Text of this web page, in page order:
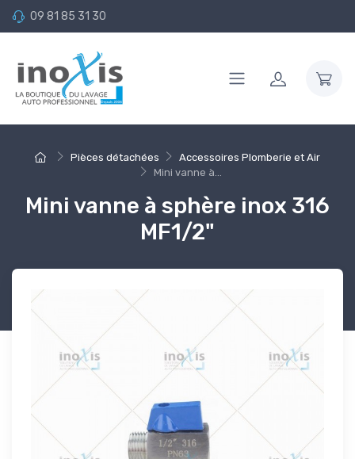
09 81 85 31 30
Pièces détachées
Accessoires Plomberie et Air
Mini vanne à...
Mini vanne à sphère inox 316
MF1/2"